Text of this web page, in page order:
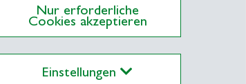
Nur erforderliche
Cookies akzeptieren
Einstellungen